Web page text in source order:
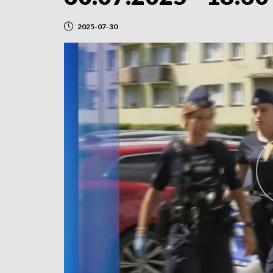
2025-07-30